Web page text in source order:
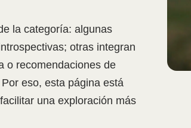
la categoría: algunas
otras integran
o recomendaciones de
eso, esta página está
una exploración más